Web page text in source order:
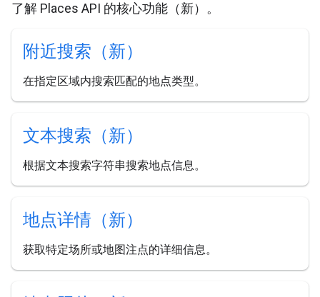
了解 Places API 的核心功能（新）。
附近搜索（新）
在指定区域内搜索匹配的地点类型。
文本搜索（新）
根据文本搜索字符串搜索地点信息。
地点详情（新）
获取特定场所或地图注点的详细信息。